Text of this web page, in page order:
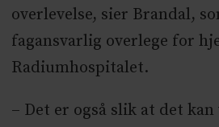
overlevelse, sier Brandal,
fagansvarlig overlege for
Radiumhospitalet.
– Det er også slik at det